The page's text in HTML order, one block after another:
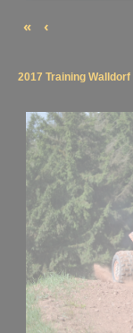
« ‹
2017 Training Walldorf